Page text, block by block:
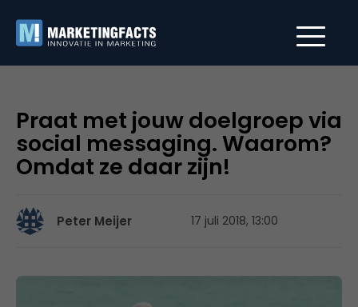
Praat met jouw doelgroep via
social messaging. Waarom?
Omdat ze daar zijn!
Peter Meijer 17 juli 2018, 13:00